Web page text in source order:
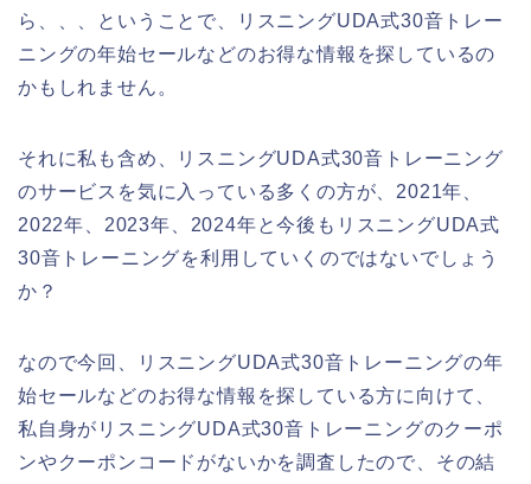
ら、、、ということで、リスニングUDA式30音トレー
ニングの年始セールなどのお得な情報を探しているの
かもしれません。
それに私も含め、リスニングUDA式30音トレーニング
のサービスを気に入っている多くの方が、2021年、
2022年、2023年、2024年と今後もリスニングUDA式
30音トレーニングを利用していくのではないでしょう
か？
なので今回、リスニングUDA式30音トレーニングの年
始セールなどのお得な情報を探している方に向けて、
私自身がリスニングUDA式30音トレーニングのクーポ
ンやクーポンコードがないかを調査したので、その結